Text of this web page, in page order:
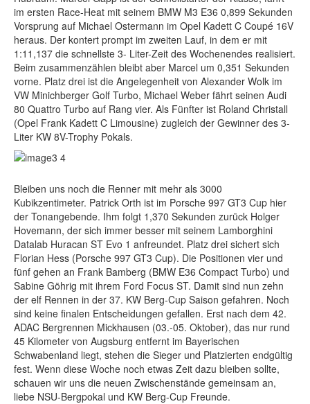
im ersten Race-Heat mit seinem BMW M3 E36 0,899 Sekunden
Vorsprung auf Michael Ostermann im Opel Kadett C Coupé 16V
heraus. Der kontert prompt im zweiten Lauf, in dem er mit
1:11,137 die schnellste 3- Liter-Zeit des Wochenendes realisiert.
Beim zusammenzählen bleibt aber Marcel um 0,351 Sekunden
vorne. Platz drei ist die Angelegenheit von Alexander Wolk im
VW Minichberger Golf Turbo, Michael Weber fährt seinen Audi
80 Quattro Turbo auf Rang vier. Als Fünfter ist Roland Christall
(Opel Frank Kadett C Limousine) zugleich der Gewinner des 3-
Liter KW 8V-Trophy Pokals.
Bleiben uns noch die Renner mit mehr als 3000
Kubikzentimeter. Patrick Orth ist im Porsche 997 GT3 Cup hier
der Tonangebende. Ihm folgt 1,370 Sekunden zurück Holger
Hovemann, der sich immer besser mit seinem Lamborghini
Datalab Huracan ST Evo 1 anfreundet. Platz drei sichert sich
Florian Hess (Porsche 997 GT3 Cup). Die Positionen vier und
fünf gehen an Frank Bamberg (BMW E36 Compact Turbo) und
Sabine Göhrig mit ihrem Ford Focus ST. Damit sind nun zehn
der elf Rennen in der 37. KW Berg-Cup Saison gefahren. Noch
sind keine finalen Entscheidungen gefallen. Erst nach dem 42.
ADAC Bergrennen Mickhausen (03.-05. Oktober), das nur rund
45 Kilometer von Augsburg entfernt im Bayerischen
Schwabenland liegt, stehen die Sieger und Platzierten endgültig
fest. Wenn diese Woche noch etwas Zeit dazu bleiben sollte,
schauen wir uns die neuen Zwischenstände gemeinsam an,
liebe NSU-Bergpokal und KW Berg-Cup Freunde.